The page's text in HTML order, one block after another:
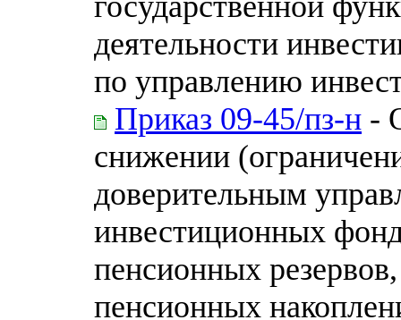
деятельности
по управлению
Приказ 09-45/пз-н -
снижении
доверительным
инвестиционных
пенсионных
пенсионных